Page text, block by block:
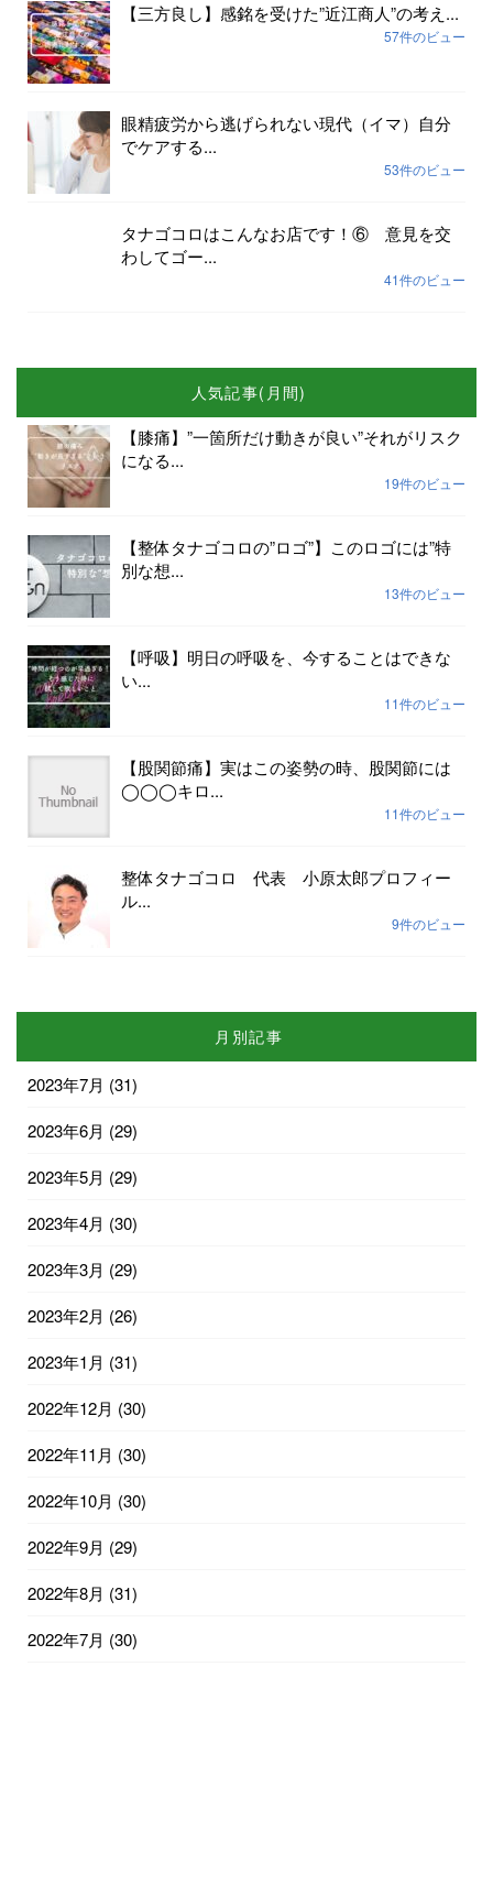
【三方良し】感銘を受けた”近江商人”の考え...
57件のビュー
眼精疲労から逃げられない現代（イマ）自分
でケアする...
53件のビュー
タナゴコロはこんなお店です！⑥ 意見を交
わしてゴー...
41件のビュー
人気記事(月間)
【膝痛】”一箇所だけ動きが良い”それがリスク
になる...
19件のビュー
【整体タナゴコロの”ロゴ”】このロゴには”特
別な想...
13件のビュー
【呼吸】明日の呼吸を、今することはできな
い...
11件のビュー
【股関節痛】実はこの姿勢の時、股関節には
◯◯◯キロ...
11件のビュー
整体タナゴコロ 代表 小原太郎プロフィー
ル...
9件のビュー
月別記事
2023年7月 (31)
2023年6月 (29)
2023年5月 (29)
2023年4月 (30)
2023年3月 (29)
2023年2月 (26)
2023年1月 (31)
2022年12月 (30)
2022年11月 (30)
2022年10月 (30)
2022年9月 (29)
2022年8月 (31)
2022年7月 (30)